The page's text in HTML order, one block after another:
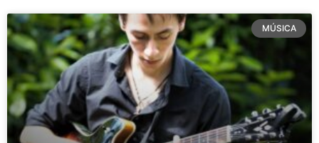
MÚSICA